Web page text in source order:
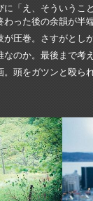
に「え、そういうこ
った後の余韻が半
圧巻。さすがとし
のか。最後まで考
。頭をガツンと殴ら